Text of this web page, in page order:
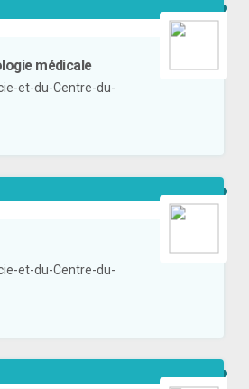
médicale
et-du-Centre-du-
et-du-Centre-du-